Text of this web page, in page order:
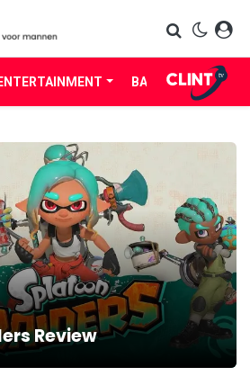
ENTERTAINMENT BABES LIFE
Review